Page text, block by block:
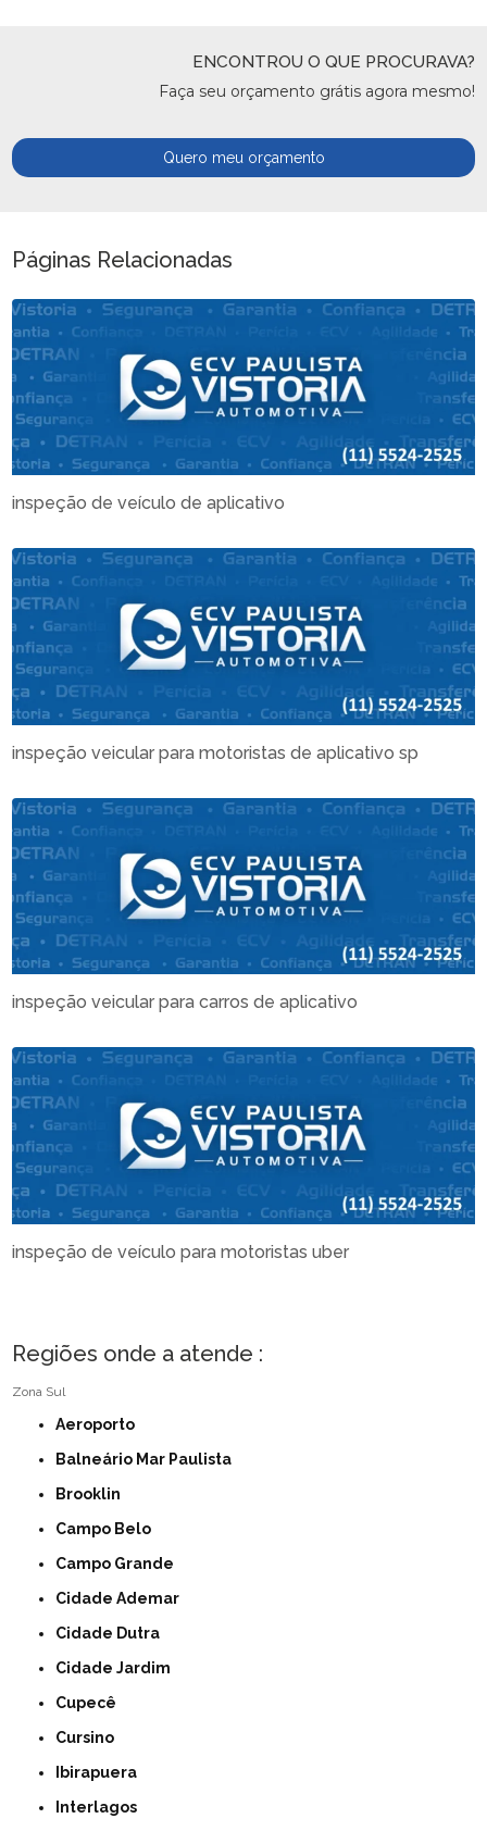
ENCONTROU O QUE PROCURAVA?
Faça seu orçamento grátis agora mesmo!
Quero meu orçamento
Páginas Relacionadas
inspeção de veículo de aplicativo
inspeção veicular para motoristas de aplicativo sp
inspeção veicular para carros de aplicativo
inspeção de veículo para motoristas uber
Regiões onde a atende :
Zona Sul
Aeroporto
Balneário Mar Paulista
Brooklin
Campo Belo
Campo Grande
Cidade Ademar
Cidade Dutra
Cidade Jardim
Cupecê
Cursino
Ibirapuera
Interlagos